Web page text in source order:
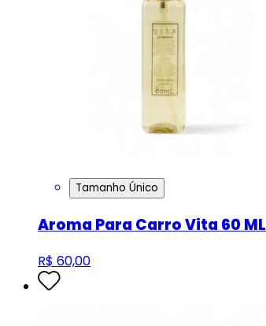
Tamanho Único
Aroma Para Carro Vita 60 ML
R$ 60,00